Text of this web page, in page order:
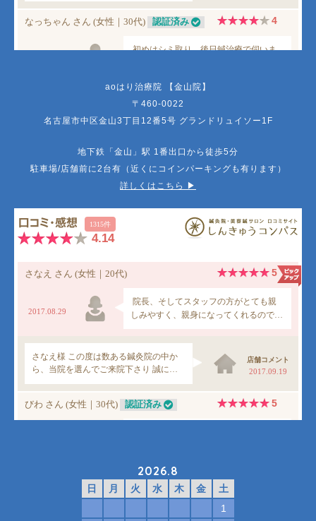
aoはり治療院 【金山院】
〒460-0022
名古屋市中区金山3丁目12番5号 グランドリュイソー1F
地下鉄「金山」駅 1番出口から徒歩5分
駐車場/店舗前に2台有（近くにコインパーキングも有ります）
詳しくはこちら ▶︎
2026.8
日 月 火 水 木 金
土
1